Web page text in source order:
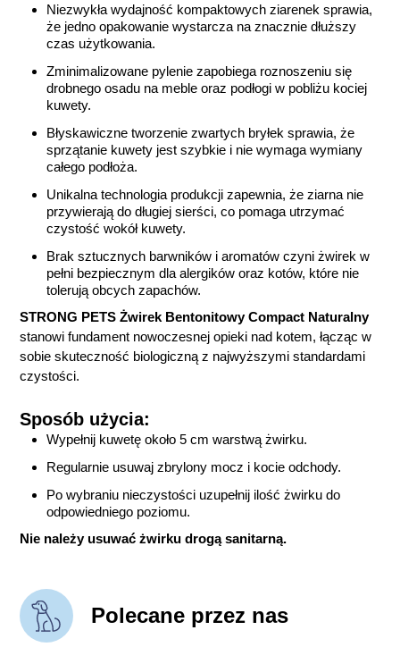
Niezwykła wydajność kompaktowych ziarenek sprawia,
że jedno opakowanie wystarcza na znacznie dłuższy
czas użytkowania.
Zminimalizowane pylenie zapobiega roznoszeniu się
drobnego osadu na meble oraz podłogi w pobliżu kociej
kuwety.
Błyskawiczne tworzenie zwartych bryłek sprawia, że
sprzątanie kuwety jest szybkie i nie wymaga wymiany
całego podłoża.
Unikalna technologia produkcji zapewnia, że ziarna nie
przywierają do długiej sierści, co pomaga utrzymać
czystość wokół kuwety.
Brak sztucznych barwników i aromatów czyni żwirek w
pełni bezpiecznym dla alergików oraz kotów, które nie
tolerują obcych zapachów.
STRONG PETS Żwirek Bentonitowy Compact Naturalny
stanowi fundament nowoczesnej opieki nad kotem, łącząc w
sobie skuteczność biologiczną z najwyższymi standardami
czystości.
Sposób użycia:
Wypełnij kuwetę około 5 cm warstwą żwirku.
Regularnie usuwaj zbrylony mocz i kocie odchody.
Po wybraniu nieczystości uzupełnij ilość żwirku do
odpowiedniego poziomu.
Nie należy usuwać żwirku drogą sanitarną.
Polecane przez nas